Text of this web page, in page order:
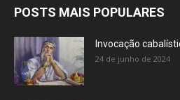
POSTS MAIS POPULARES
Invocação
24 de junho de 2024